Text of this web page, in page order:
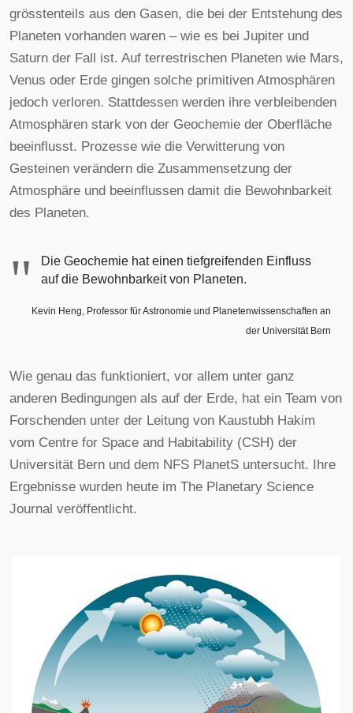
grösstenteils aus den Gasen, die bei der Entstehung des
Planeten vorhanden waren – wie es bei Jupiter und
Saturn der Fall ist. Auf terrestrischen Planeten wie Mars,
Venus oder Erde gingen solche primitiven Atmosphären
jedoch verloren. Stattdessen werden ihre verbleibenden
Atmosphären stark von der Geochemie der Oberfläche
beeinflusst. Prozesse wie die Verwitterung von
Gesteinen verändern die Zusammensetzung der
Atmosphäre und beeinflussen damit die Bewohnbarkeit
des Planeten.
"
Die Geochemie hat einen tiefgreifenden Einfluss
auf die Bewohnbarkeit von Planeten.
Kevin Heng, Professor für Astronomie und Planetenwissenschaften an
der Universität Bern
Wie genau das funktioniert, vor allem unter ganz
anderen Bedingungen als auf der Erde, hat ein Team von
Forschenden unter der Leitung von Kaustubh Hakim
vom Centre for Space and Habitability (CSH) der
Universität Bern und dem NFS PlanetS untersucht. Ihre
Ergebnisse wurden heute im The Planetary Science
Journal veröffentlicht.